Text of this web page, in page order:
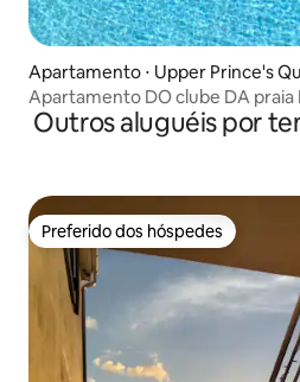
Apartamento ⋅ Upper Prince's
Apartamento DO clube DA praia
Outros aluguéis por
Preferido dos hóspedes
Preferido dos hóspedes